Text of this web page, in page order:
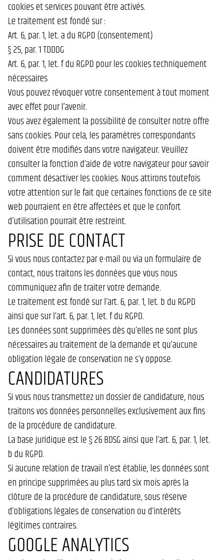
cookies et services pouvant être activés.
Le traitement est fondé sur :
Art. 6, par. 1, let. a du RGPD (consentement)
§ 25, par. 1 TDDDG
Art. 6, par. 1, let. f du RGPD pour les cookies techniquement
nécessaires
Vous pouvez révoquer votre consentement à tout moment
avec effet pour l’avenir.
Vous avez également la possibilité de consulter notre offre
sans cookies. Pour cela, les paramètres correspondants
doivent être modifiés dans votre navigateur. Veuillez
consulter la fonction d’aide de votre navigateur pour savoir
comment désactiver les cookies. Nous attirons toutefois
votre attention sur le fait que certaines fonctions de ce site
web pourraient en être affectées et que le confort
d’utilisation pourrait être restreint.
PRISE DE CONTACT
Si vous nous contactez par e-mail ou via un formulaire de
contact, nous traitons les données que vous nous
communiquez afin de traiter votre demande.
Le traitement est fondé sur l’art. 6, par. 1, let. b du RGPD
ainsi que sur l’art. 6, par. 1, let. f du RGPD.
Les données sont supprimées dès qu’elles ne sont plus
nécessaires au traitement de la demande et qu’aucune
obligation légale de conservation ne s’y oppose.
CANDIDATURES
Si vous nous transmettez un dossier de candidature, nous
traitons vos données personnelles exclusivement aux fins
de la procédure de candidature.
La base juridique est le § 26 BDSG ainsi que l’art. 6, par. 1, let.
b du RGPD.
Si aucune relation de travail n’est établie, les données sont
en principe supprimées au plus tard six mois après la
clôture de la procédure de candidature, sous réserve
d’obligations légales de conservation ou d’intérêts
légitimes contraires.
GOOGLE ANALYTICS